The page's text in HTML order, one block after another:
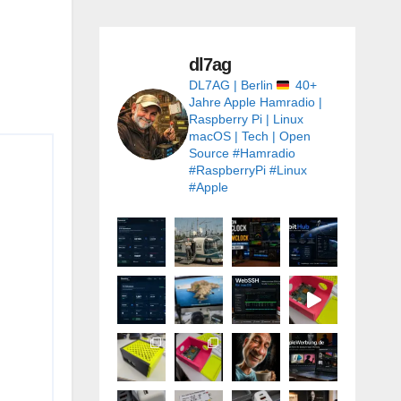
dl7ag
DL7AG | Berlin
40+
Jahre AppleHamradio |
Raspberry Pi | Linux
macOS | Tech | Open
Source#Hamradio
#RaspberryPi #Linux
#Apple